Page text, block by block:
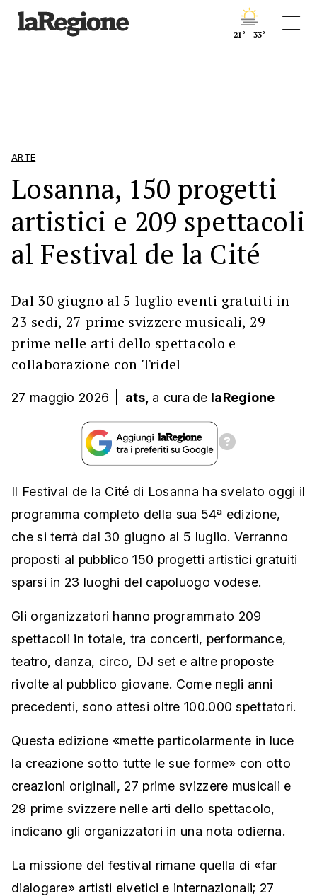
21° - 33°
ARTE
Losanna, 150 progetti
artistici e 209 spettacoli
al Festival de la Cité
Dal 30 giugno al 5 luglio eventi gratuiti in
23 sedi, 27 prime svizzere musicali, 29
prime nelle arti dello spettacolo e
collaborazione con Tridel
27 maggio 2026 ats, a cura de laRegione
Il Festival de la Cité di Losanna ha svelato oggi il
programma completo della sua 54ª edizione,
che si terrà dal 30 giugno al 5 luglio. Verranno
proposti al pubblico 150 progetti artistici gratuiti
sparsi in 23 luoghi del capoluogo vodese.
Gli organizzatori hanno programmato 209
spettacoli in totale, tra concerti, performance,
teatro, danza, circo, DJ set e altre proposte
rivolte al pubblico giovane. Come negli anni
precedenti, sono attesi oltre 100.000 spettatori.
Questa edizione «mette particolarmente in luce
la creazione sotto tutte le sue forme» con otto
creazioni originali, 27 prime svizzere musicali e
29 prime svizzere nelle arti dello spettacolo,
indicano gli organizzatori in una nota odierna.
La missione del festival rimane quella di «far
dialogare» artisti elvetici e internazionali; 27